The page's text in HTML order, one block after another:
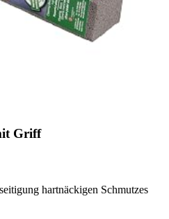
Griff
hartnäckigen Schmutzes